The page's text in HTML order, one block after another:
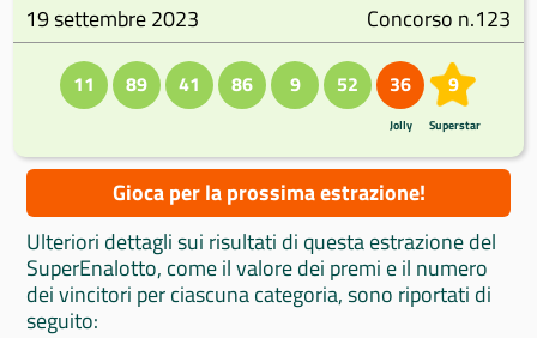
19 settembre 2023
Concorso n.123
11 89 41 86 9 52 36
Jolly
9
Superstar
Gioca per la prossima estrazione!
Ulteriori dettagli sui risultati di questa estrazione del
SuperEnalotto, come il valore dei premi e il numero
dei vincitori per ciascuna categoria, sono riportati di
seguito: